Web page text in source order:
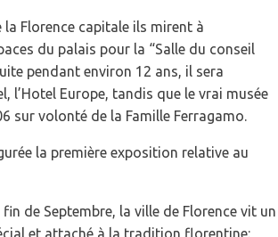
la Florence capitale ils mirent à
du palais pour la “Salle du conseil
pendant environ 12 ans, il sera
l’Hotel Europe, tandis que le vrai musée
sur volonté de la Famille Ferragamo.
la première exposition relative au
fin de Septembre, la ville de Florence vit un
et attaché à la tradition florentine: